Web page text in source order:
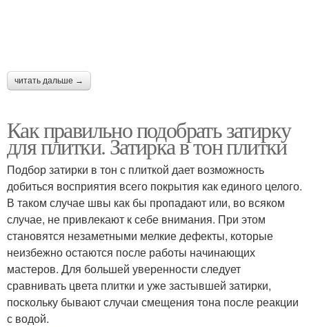
читать дальше →
Как правильно подобрать затирку
для плитки. Затирка в тон плитки
Подбор затирки в тон с плиткой дает возможность
добиться восприятия всего покрытия как единого целого.
В таком случае швы как бы пропадают или, во всяком
случае, не привлекают к себе внимания. При этом
становятся незаметными мелкие дефекты, которые
неизбежно остаются после работы начинающих
мастеров. Для большей уверенности следует
сравнивать цвета плитки и уже застывшей затирки,
поскольку бывают случаи смещения тона после реакции
с водой.